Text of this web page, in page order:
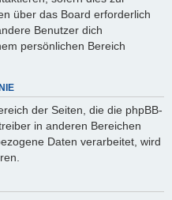
über das Board erforderlich
Benutzer dich
persönlichen Bereich
der Seiten, die die phpBB-
in anderen Bereichen
Daten verarbeitet, wird